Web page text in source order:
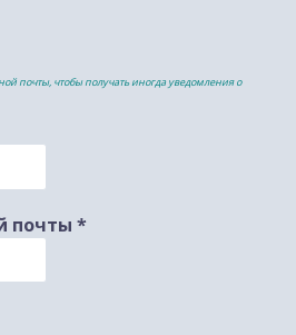
почты, чтобы получать иногда уведомления о
почты *